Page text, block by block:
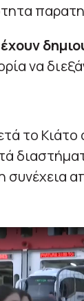
να
το
συνέχεια